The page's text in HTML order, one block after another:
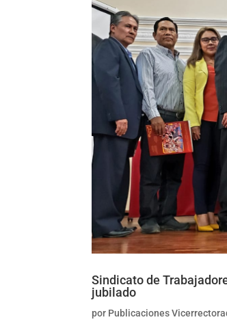
Sindicato de
jubilado
por Publicaciones